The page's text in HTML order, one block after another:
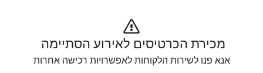
מכירת הכרטיסים לאירוע הסתיימה
אנא פנו לשירות הלקוחות לאפשרויות רכישה אחרות